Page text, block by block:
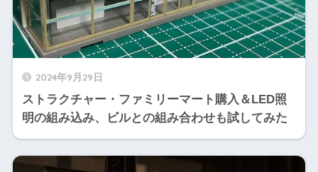
2024年9月29日
ストラクチャー・ファミリーマート購入＆LED照
明の組み込み、ビルとの組み合わせも試してみた